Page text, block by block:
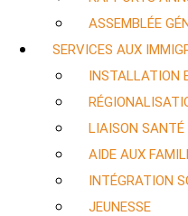
ASSEMBLÉE
SERVICES AUX
INSTALLATION
LIAISON SANTÉ
AIDE AUX
INTÉGRATION
JEUNESSE